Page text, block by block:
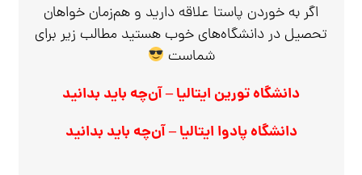
اگر به خوردن پاستا علاقه دارید و هم‌زمان خواهان
تحصیل در دانشگاه‌های خوب هستید مطالب زیر برای
شماست
دانشگاه تورین ایتالیا – آن‌چه باید بدانید
دانشگاه پادوا ایتالیا – آن‌چه باید بدانید